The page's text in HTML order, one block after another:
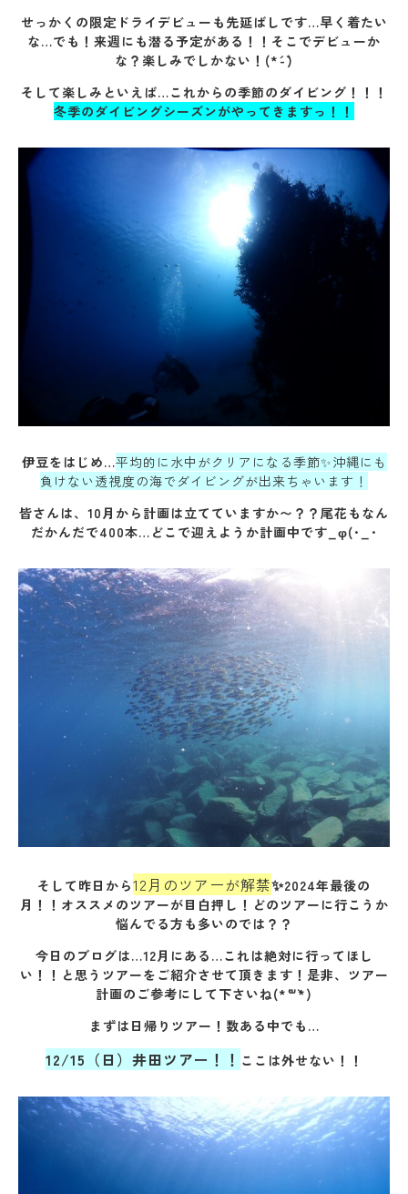
せっかくの限定ドライデビューも先延ばしです…早く着たい
な…でも！来週にも潜る予定がある！！そこでデビューか
な？楽しみでしかない！(*´-`)
そして楽しみといえば…これからの季節のダイビング！！！
冬季のダイビングシーズンがやってきますっ！！
伊豆をはじめ…平均的に水中がクリアになる季節✨沖縄にも
負けない透視度の海でダイビングが出来ちゃいます！
皆さんは、10月から計画は立てていますか〜？？尾花もなん
だかんだで400本…どこで迎えようか計画中です_φ(･_･
そして昨日から12月のツアーが解禁✨2024年最後の
月！！オススメのツアーが目白押し！どのツアーに行こうか
悩んでる方も多いのでは？？
今日のブログは…12月にある…これは絶対に行ってほし
い！！と思うツアーをご紹介させて頂きます！是非、ツアー
計画のご参考にして下さいね(*´꒳`*)
まずは日帰りツアー！数ある中でも…
12/15（日）井田ツアー！！ ここは外せない！！